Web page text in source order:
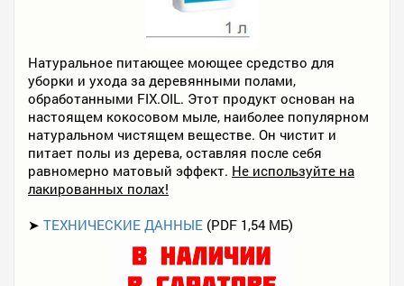
Натуральное питающее моющее средство для
уборки и ухода за деревянными полами,
обработанными FIX.OIL. Этот продукт основан на
настоящем кокосовом мыле, наиболее популярном
натуральном чистящем веществе. Он чистит и
питает полы из дерева, оставляя после себя
равномерно матовый эффект. Не используйте на
лакированных полах!
➤ ТЕХНИЧЕСКИЕ ДАННЫЕ (PDF 1,54 МБ)